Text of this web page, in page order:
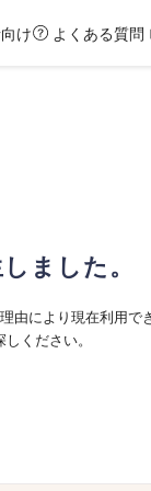
け よくある質問
ました。
由により現在利用で
ください。